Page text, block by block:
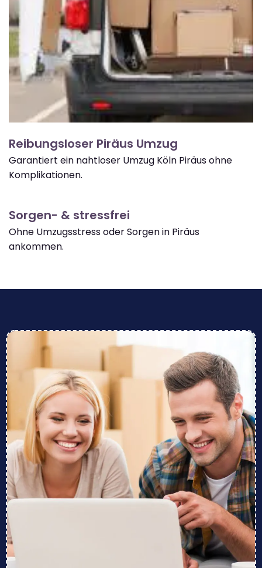
Reibungsloser Piräus Umzug
Garantiert ein nahtloser Umzug Köln Piräus ohne
Komplikationen.
Sorgen- & stressfrei
Ohne Umzugsstress oder Sorgen in Piräus
ankommen.